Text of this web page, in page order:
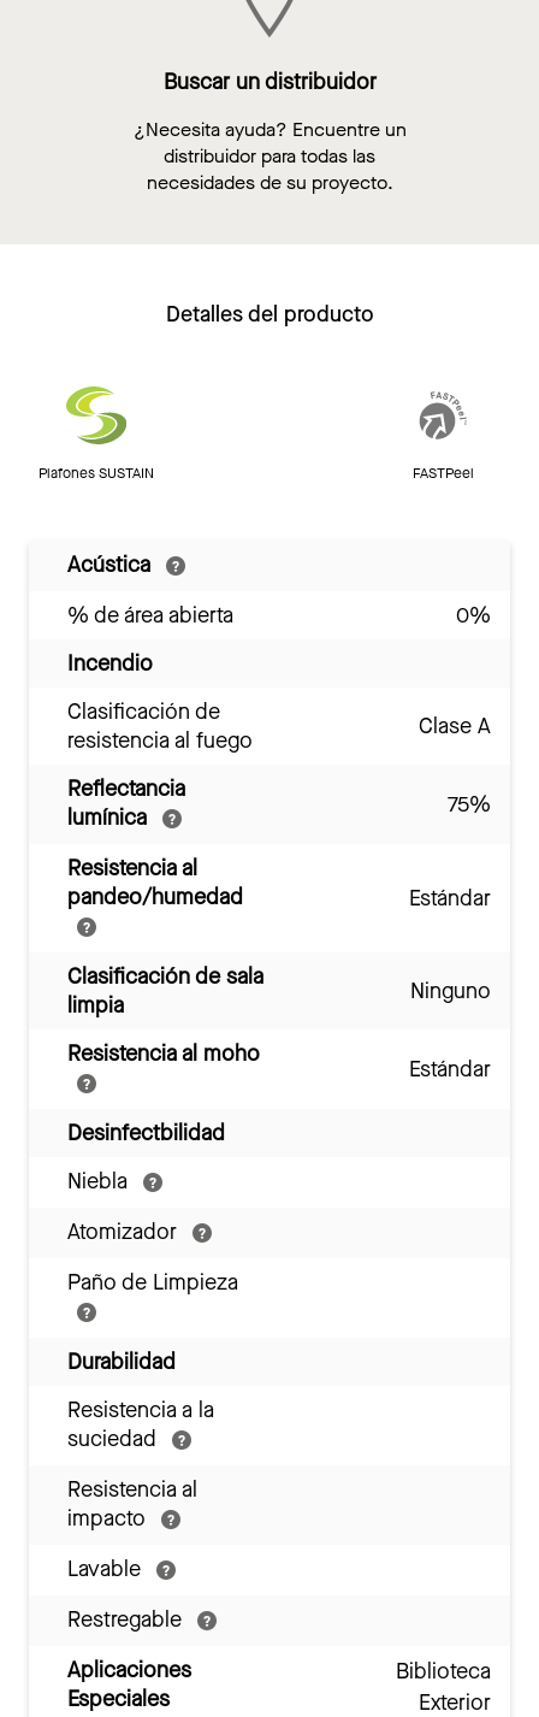
Buscar un distribuidor
¿Necesita ayuda? Encuentre un
distribuidor para todas las
necesidades de su proyecto.
Detalles del producto
Plafones SUSTAIN FASTPeel
Acústica
% de área abierta
0%
Incendio
Clasificación de
resistencia al fuego
Clase A
Reflectancia
lumínica
75%
Resistencia al
pandeo/humedad
Estándar
Clasificación de sala
limpia
Ninguno
Resistencia al moho
Estándar
Desinfectbilidad
Niebla
Atomizador
Paño de Limpieza
Durabilidad
Resistencia a la
suciedad
Resistencia al
impacto
Lavable
Restregable
Aplicaciones
Especiales
Biblioteca
Exterior